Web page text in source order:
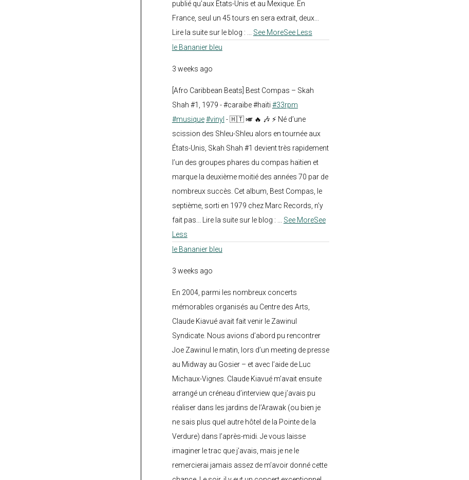
publié qu’aux États-Unis et au Mexique. En
France, seul un 45 tours en sera extrait, deux...
Lire la suite sur le blog :
See MoreSee Less
le Bananier bleu
3 weeks ago
[Afro Caribbean Beats] Best Compas – Skah
Shah #1, 1979 - #caraïbe #haïti #33rpm
#musique #vinyl - 🇭🇹 🎺 🔥 🎶 ⚡ Né d’une
scission des Shleu-Shleu alors en tournée aux
États-Unis, Skah Shah #1 devient très rapidement
l’un des groupes phares du compas haïtien et
marque la deuxième moitié des années 70 par de
nombreux succès. Cet album, Best Compas, le
septième, sorti en 1979 chez Marc Records, n’y
fait pas... Lire la suite sur le blog :
See MoreSee
Less
le Bananier bleu
3 weeks ago
En 2004, parmi les nombreux concerts
mémorables organisés au Centre des Arts,
Claude Kiavué avait fait venir le Zawinul
Syndicate. Nous avions d’abord pu rencontrer
Joe Zawinul le matin, lors d’un meeting de presse
au Midway au Gosier – et avec l’aide de Luc
Michaux-Vignes. Claude Kiavué m’avait ensuite
arrangé un créneau d’interview que j’avais pu
réaliser dans les jardins de l’Arawak (ou bien je
ne sais plus quel autre hôtel de la Pointe de la
Verdure) dans l’après-midi. Je vous laisse
imaginer le trac que j’avais, mais je ne le
remercierai jamais assez de m’avoir donné cette